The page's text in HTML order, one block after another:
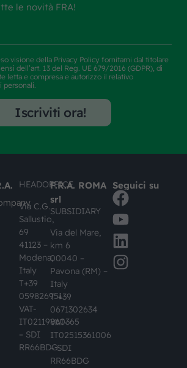
le novità FRA!
visione della Privacy Policy fornitami dal titolare
dell’art. 13 del Reg. UE 679/2016 (GDPR), di
letta e compresa e autorizzo il relativo
personali.
Iscriviti ora!
HEADOFFICE
Via C.G.
Sallustio,
69
41123 –
Modena,
Italy
T+39
059826951
VAT-
IT02119860365
– SDI
RR66BDG
F.R.A. ROMA
srl
SUBSIDIARY
Via del Mare,
km 6
00040 –
Pavona (RM) –
Italy
T +39
0671302634
VAT-
IT02515361006
– SDI
RR66BDG
Seguici su